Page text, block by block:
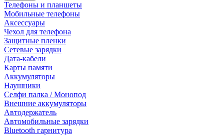
Телефоны и планшеты
Мобильные телефоны
Аксессуары
Чехол для телефона
Защитные пленки
Сетевые зарядки
Дата-кабели
Карты памяти
Аккумуляторы
Наушники
Селфи палка / Монопод
Внешние аккумуляторы
Автодержатель
Автомобильные зарядки
Bluetooth гарнитура